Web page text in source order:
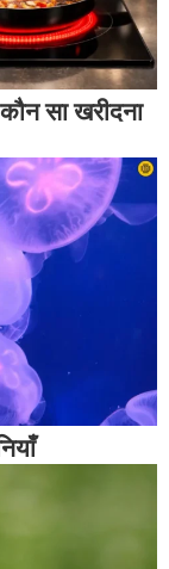
सा खरीदना